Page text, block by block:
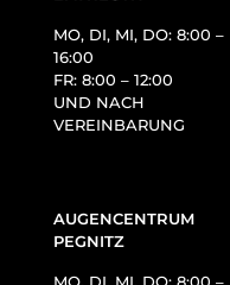
MO, DI, MI, DO: 8:00 –
16:00
FR: 8:00 – 12:00
UND NACH
VEREINBARUNG
AUGENCENTRUM
PEGNITZ